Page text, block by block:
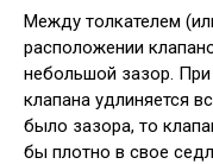
Между толкателем
расположении
небольшой зазор. При
клапана удлиняется
было зазора, то
бы плотно в свое